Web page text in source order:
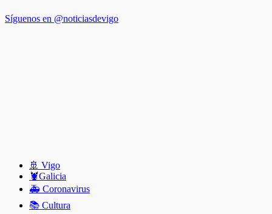
Síguenos en @noticiasdevigo
🚢 Vigo
🦞️Galicia
🚑 Coronavirus
📚 Cultura